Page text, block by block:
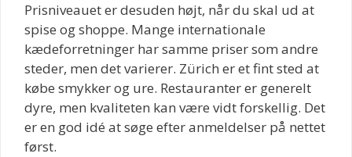
Prisniveauet er desuden højt, når du skal ud at
spise og shoppe. Mange internationale
kædeforretninger har samme priser som andre
steder, men det varierer. Zürich er et fint sted at
købe smykker og ure. Restauranter er generelt
dyre, men kvaliteten kan være vidt forskellig. Det
er en god idé at søge efter anmeldelser på nettet
først.